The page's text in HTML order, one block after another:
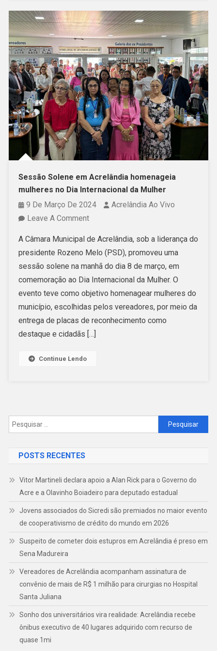
Sessão Solene em Acrelândia homenageia
mulheres no Dia Internacional da Mulher
9 De Março De 2024
Acrelândia Ao Vivo
Leave A CommentOn
Solene
Em
Acrelândia
Homenageia
Mulheres
No
Dia
Internacional
A Câmara Municipal de Acrelândia, sob a liderança do
presidente Rozeno Melo (PSD), promoveu uma
sessão solene na manhã do dia 8 de março, em
comemoração ao Dia Internacional da Mulher. O
evento teve como objetivo homenagear mulheres do
município, escolhidas pelos vereadores, por meio da
entrega de placas de reconhecimento como
destaque e cidadãs […]
Continue Lendo
Pesquisar
por:
POSTS RECENTES
Vitor Martineli declara apoio a Alan Rick para o Governo do
Acre e a Olavinho Boiadeiro para deputado estadual
Jovens associados do Sicredi são premiados no maior evento
de cooperativismo de crédito do mundo em 2026
Suspeito de cometer dois estupros em Acrelândia é preso em
Sena Madureira
Vereadores de Acrelândia acompanham assinatura de
convênio de mais de R$ 1 milhão para cirurgias no Hospital
Santa Juliana
Sonho dos universitários vira realidade: Acrelândia recebe
ônibus executivo de 40 lugares adquirido com recurso de
quase 1mi